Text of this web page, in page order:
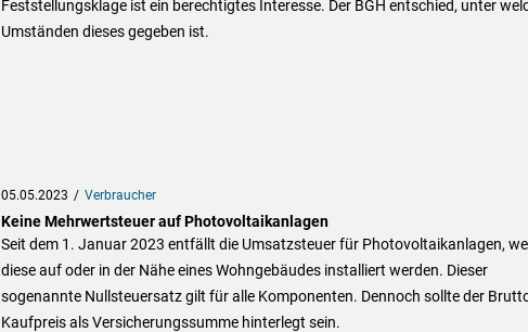
Feststellungsklage ist ein berechtigtes Interesse. Der BGH entschied, unter
Umständen dieses gegeben ist.
05.05.2023 Verbraucher
Keine Mehrwertsteuer auf Photovoltaikanlagen
Seit dem 1. Januar 2023 entfällt die Umsatzsteuer für Photovoltaikanlagen,
diese auf oder in der Nähe eines Wohngebäudes installiert werden. Dieser
sogenannte Nullsteuersatz gilt für alle Komponenten. Dennoch sollte der
Kaufpreis als Versicherungssumme hinterlegt sein.